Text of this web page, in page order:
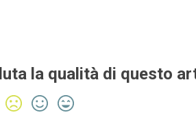
la qualità di questo